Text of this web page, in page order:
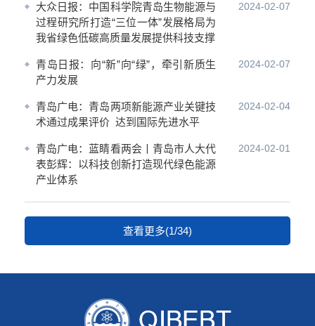
大众日报：中国科学院青岛生物能源与
过程研究所打造“三位一体”发展格局为
我省绿色低碳高质量发展提供科技支撑
2024-02-07
青岛日报：向“新”向“绿”，牵引新质生
产力发展
2024-02-07
青岛广电：青岛两项新能源产业关键技
术通过成果评价 达到国际先进水平
2024-02-04
青岛广电：蓝睛看两会丨青岛市人大代
表彭辉：以科技创新打造现代绿色能源
产业体系
2024-02-01
查看更多(1/34)